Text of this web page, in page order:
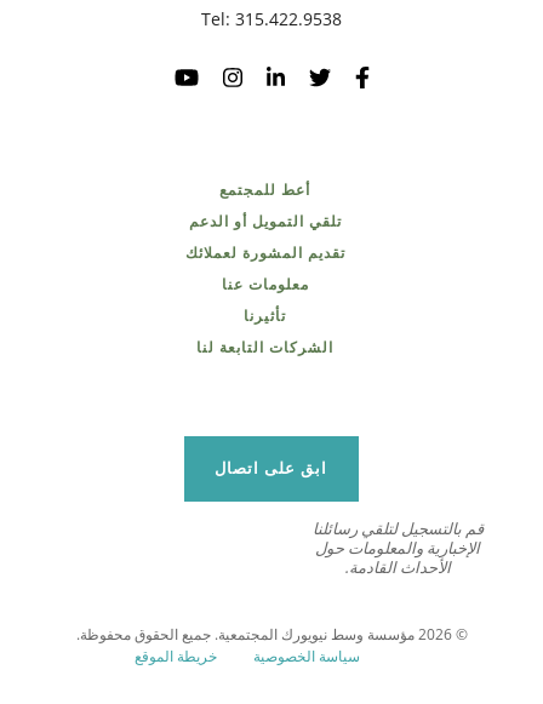
Tel:315.422.9538
أعط للمجتمع
تلقي التمويل أو الدعم
تقديم المشورة لعملائك
معلومات عنا
تأثيرنا
الشركات التابعة لنا
ابق على اتصال
قم بالتسجيل لتلقي رسائلنا
الإخبارية والمعلومات حول
الأحداث القادمة.
سياسة الخصوصية
خريطة الموقع